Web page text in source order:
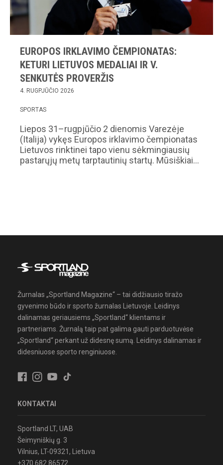
EUROPOS IRKLAVIMO ČEMPIONATAS:
KETURI LIETUVOS MEDALIAI IR V.
SENKUTĖS PROVERŽIS
4. RUGPJŪČIO 2026
SPORTAS
Liepos 31–rugpjūčio 2 dienomis Varezėje
(Italija) vykęs Europos irklavimo čempionatas
Lietuvos rinktinei tapo vienu sėkmingiausių
pastarųjų metų tarptautinių startų. Mūsiškiai…
Žurnalas „Sportland Magazine“ – tai didžiausio tiražo
gyvenimo būdo ir sporto žurnalas Lietuvoje. Leidinys
dalinamas geriausiems „Sportland“ klientams ir
partneriams. Žurnalą taip pat galima gauti parduotuvėse
„Sportland“ perkant už didesnę sumą. Leidinys dalinamas ir
didesniuose sporto renginiuose.
KONTAKTAI
Sportland LT, UAB
Šeimyniškių g. 3
Vilnius, LT-09321, Lietuva
+370 682 86572